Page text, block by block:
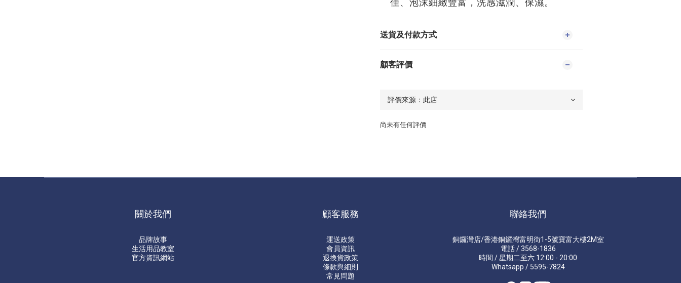
佳、泡沫細緻豐富，洗感滋潤、保濕。
送貨及付款方式
顧客評價
尚未有任何評價
關於我們
品牌故事
生活用品教室
官方資訊網站
顧客服務
運送政策
會員資訊
退換貨政策
條款與細則
常見問題
聯絡我們
銅鑼灣店/香港銅鑼灣富明街1-5號寶富大樓2M室
電話 / 3568-1836
時間 / 星期二至六 12:00 - 20:00
Whatsapp / 5595-7824